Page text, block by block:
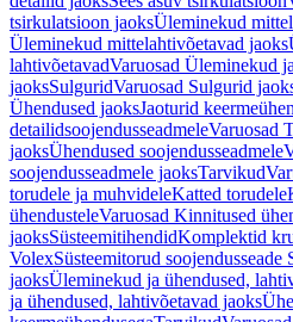
tsirkulatsioon jaoksÜleminekud
Üleminekud mittelahtivõetavad jaoks
lahtivõetavadVaruosad Üleminekud
jaoksSulguridVaruosad Sulgurid
Ühendused jaoksJaoturid
detailidsoojendusseadmeleVaruosad
jaoksÜhendused soojendusseadmele
soojendusseadmele jaoksTarvikud
torudele ja muhvideleKatted torudele
ühendusteleVaruosad Kinnitused
jaoksSüsteemitihendidKomplektid
VolexSüsteemitorud soojendusseade
jaoksÜleminekud ja ühendused,
ja ühendused, lahtivõetavad jaoks